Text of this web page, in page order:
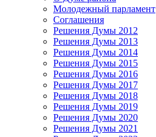
Молодежный парламент
Соглашения
Решения Думы 2012
Решения Думы 2013
Решения Думы 2014
Решения Думы 2015
Решения Думы 2016
Решения Думы 2017
Решения Думы 2018
Решения Думы 2019
Решения Думы 2020
Решения Думы 2021